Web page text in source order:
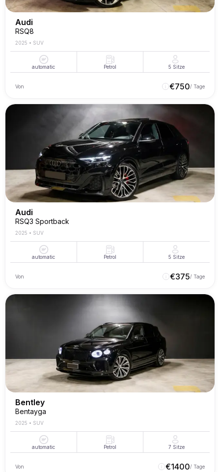
Audi
RSQ8
2025 • SUV
automatic Petrol 5 Sitze
Von €750/ Tage
Audi
RSQ3 Sportback
2025 • SUV
automatic Petrol 5 Sitze
Von €375/ Tage
Bentley
Bentayga
2025 • SUV
automatic Petrol 7 Sitze
Von €1400/ Tage